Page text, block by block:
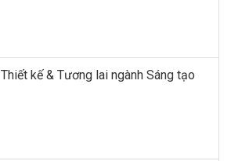
Thiết kế & Tương lai ngành Sáng tạo